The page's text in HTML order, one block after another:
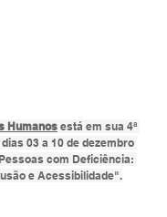
Humanos está em sua 4ª
03 a 10 de dezembro
com Deficiência:
e Acessibilidade".